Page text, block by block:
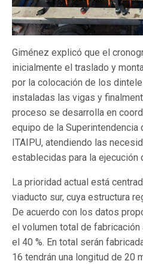
Giménez explicó que el
inicialmente el traslado y
por la colocación de los
instaladas las vigas y
proceso se desarrolla en
equipo de la Superintendencia
ITAIPU, atendiendo las
establecidas para la ejecución
La prioridad actual está
viaducto sur, cuya estructura
De acuerdo con los datos
el volumen total de fabricación
el 40 %. En total serán
16 tendrán una longitud de 20